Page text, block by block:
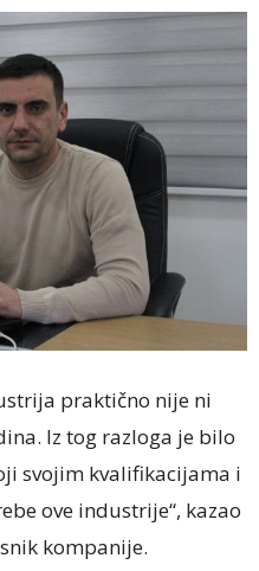
praktično nije ni
Iz tog razloga je bilo
svojim kvalifikacijama i
ove industrije“, kazao
kompanije.